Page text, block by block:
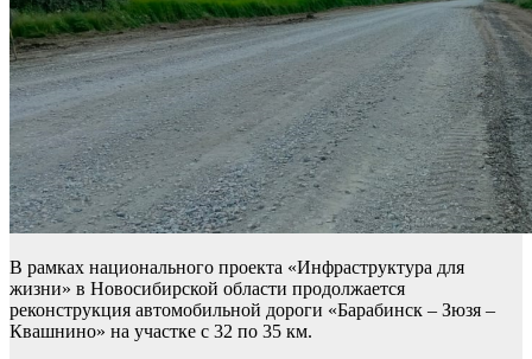
В рамках национального проекта «Инфраструктура для
жизни» в Новосибирской области продолжается
реконструкция автомобильной дороги «Барабинск – Зюзя –
Квашнино» на участке с 32 по 35 км.